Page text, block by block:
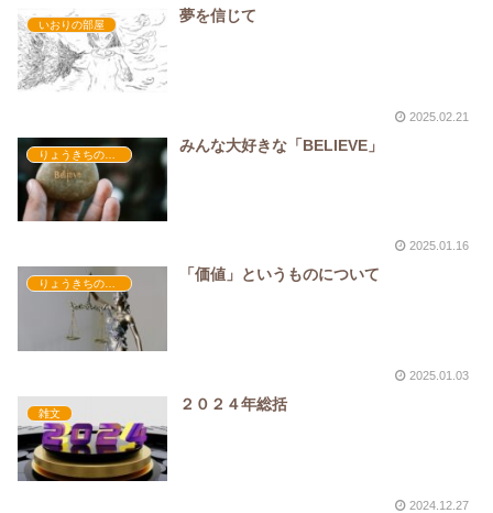
いおりの部屋
夢を信じて
2025.02.21
みんな大好きな「BELIEVE」
2025.01.16
りょうきちの部屋
「価値」というものについて
2025.01.03
雑文
２０２４年総括
2024.12.27